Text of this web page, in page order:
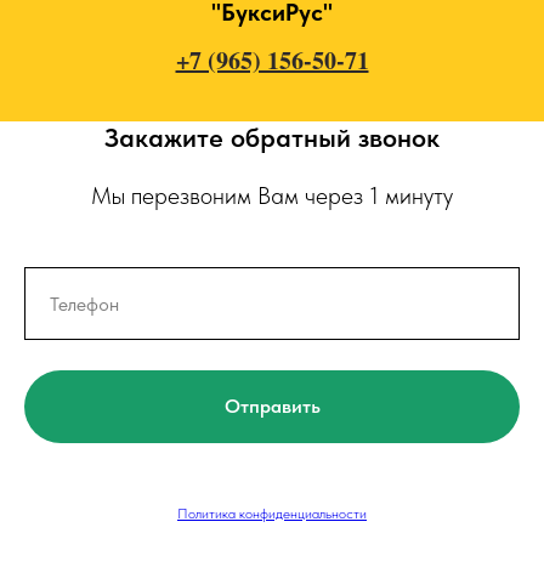
"БуксиРус"
+7 (965) 156-50-71
Закажите обратный звонок
Мы перезвоним Вам через 1 минуту
Отправить
Политика конфиденциальности